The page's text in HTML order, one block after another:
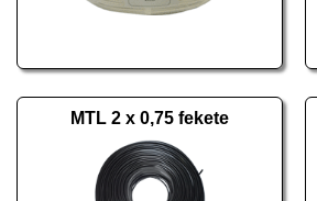
MTL 2 x 0,75 fekete